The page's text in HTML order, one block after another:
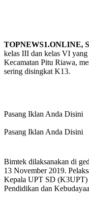
TOPNEWS1.ONLINE,
kelas III dan kelas VI
Kecamatan Pitu Riawa,
sering disingkat K13.
Pasang Iklan Anda Disini
Pasang Iklan Anda Disini
Bimtek dilaksanakan di
13 November 2019.
Kepala UPT SD
Pendidikan dan